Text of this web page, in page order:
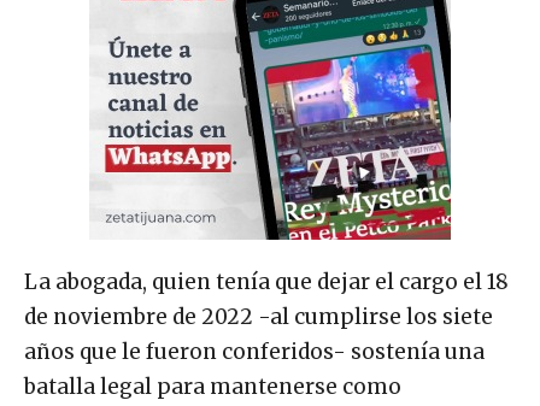
La abogada, quien tenía que dejar el cargo el 18
de noviembre de 2022 -al cumplirse los siete
años que le fueron conferidos- sostenía una
batalla legal para mantenerse como